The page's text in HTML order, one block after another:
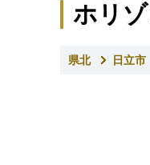
ホリ
県北 日立市